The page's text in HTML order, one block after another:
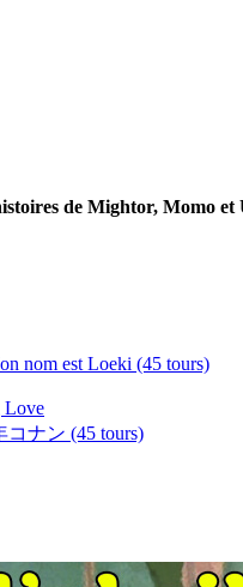
de Mightor, Momo
nom est Loeki (45 tours)
Love
コナン (45 tours)